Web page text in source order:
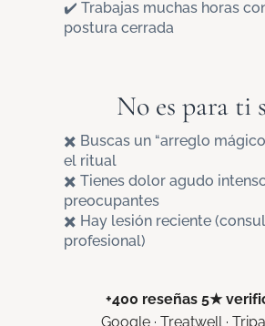
✔️ Trabajas muchas horas
postura cerrada
No es para ti
✖️ Buscas un “arreglo
el ritual
✖️ Tienes dolor agudo
preocupantes
✖️ Hay lesión reciente
profesional)
+400 reseñas 5★
Google · Treatwell ·